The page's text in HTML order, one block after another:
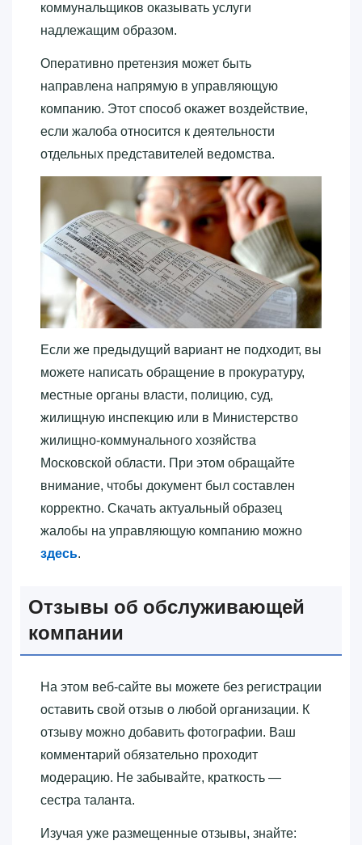
коммунальщиков оказывать услуги
надлежащим образом.
Оперативно претензия может быть
направлена напрямую в управляющую
компанию. Этот способ окажет воздействие,
если жалоба относится к деятельности
отдельных представителей ведомства.
Если же предыдущий вариант не подходит, вы
можете написать обращение в прокуратуру,
местные органы власти, полицию, суд,
жилищную инспекцию или в Министерство
жилищно-коммунального хозяйства
Московской области. При этом обращайте
внимание, чтобы документ был составлен
корректно. Скачать актуальный образец
жалобы на управляющую компанию можно
здесь.
Отзывы об обслуживающей
компании
На этом веб-сайте вы можете без регистрации
оставить свой отзыв о любой организации. К
отзыву можно добавить фотографии. Ваш
комментарий обязательно проходит
модерацию. Не забывайте, краткость —
сестра таланта.
Изучая уже размещенные отзывы, знайте: